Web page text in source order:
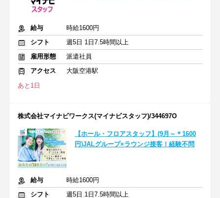
給与
時給1600円
シフト
週5日 1日7.5時間以上
雇用形態
派遣社員
アクセス
大阪空港駅
あと1日
株式会社マイナビワークス(マイナビスタッフ)/344697O
【ホール・フロアスタッフ】(9月～＊1600
円)JALグループ×ラウンジ接客！経験不問
給与
時給1600円
シフト
週5日 1日7.5時間以上